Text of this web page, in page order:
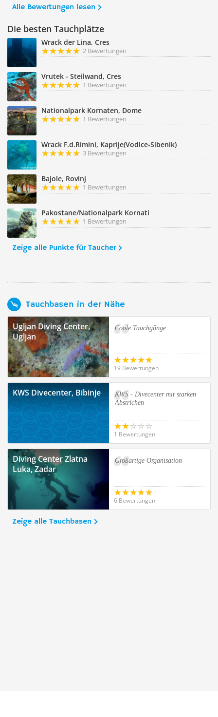
Alle Bewertungen lesen
Die besten Tauchplätze
Wrack der Lina, Cres
2 Bewertungen
Vrutek - Steilwand, Cres
1 Bewertungen
Nationalpark Kornaten, Dome
1 Bewertungen
Wrack F.d.Rimini, Kaprije(Vodice-Sibenik)
3 Bewertungen
Bajole, Rovinj
1 Bewertungen
Pakostane/Nationalpark Kornati
1 Bewertungen
Zeige alle Punkte für Taucher
Tauchbasen in der Nähe
Ugljan Diving Center,
Ugljan
Coole Tauchgänge
19 Bewertungen
KWS Divecenter, Bibinje
KWS - Divecenter mit starken
Abstrichen
1 Bewertungen
Diving Center Zlatna
Luka, Zadar
Großartige Organisation
6 Bewertungen
Zeige alle Tauchbasen